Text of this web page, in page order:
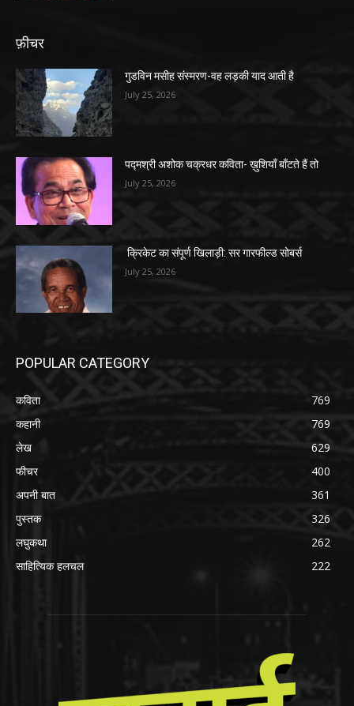
फ़ीचर
गुडविन मसीह संस्मरण-वह लड़की याद आती है
July 25, 2026
पद्मश्री अशोक चक्रधर कविता- ख़ुशियाँ बाँटते हैं तो
July 25, 2026
क्रिकेट का संपूर्ण खिलाड़ी: सर गारफील्ड सोबर्स
July 25, 2026
POPULAR CATEGORY
कविता
769
कहानी
769
लेख
629
फीचर
400
अपनी बात
361
पुस्तक
326
लघुकथा
262
साहित्यिक हलचल
222